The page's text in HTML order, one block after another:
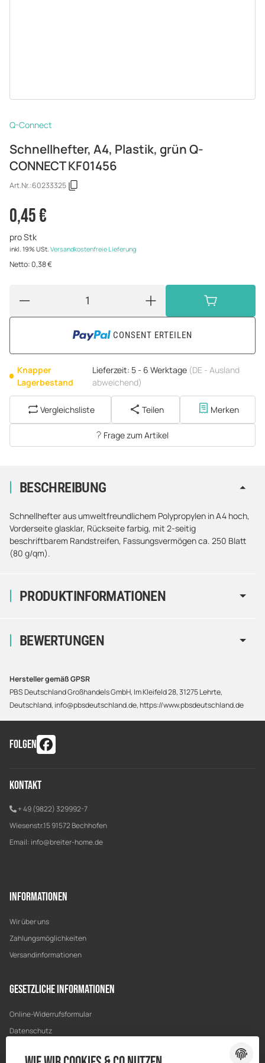
Q-Connect
Schnellhefter, A4, Plastik, grün Q-
CONNECT KF01456
Art.Nr.:60233325
0,45 €
pro Stk
inkl. 19% USt. Versandkostenfreie Lieferung
Netto:0,38 €
CONSENT ERTEILEN
Knapper
Lagerbestand
Lieferzeit: 5 - 6 Werktage (DE - Ausland
abweichend)
Vergleichsliste Teilen Merken
Frage zum Artikel
PRODUKTINFORMATIONEN
BESCHREIBUNG
Schnellhefter aus umweltfreundlichem Polypropylen in A4 hoch,
Vorderseite glasklar, Rückseite farbig, mit 2-seitig
beschriftbarem Randstreifen, Fassungsvermögen ca. 250 Blatt
(80 g/qm).
BEWERTUNGEN
Hersteller gemäß GPSR
PBS Deutschland Großhandels GmbH, Im Kleifeld 28, 31275 Lehrte,
Deutschland, info@pbsdeutschland.de, https://www.pbsdeutschland.de
FOLGEN
Kontakt
+ 49 (9822) 329992-7
Wiesenstr.15 91572 Bechhofen
Email: info@breiter-home.de
Informationen
Wir über uns
Zahlungsmöglichkeiten
Versandinformationen
Gesetzliche Informationen
Online-Widerrufsformular
Datenschutz